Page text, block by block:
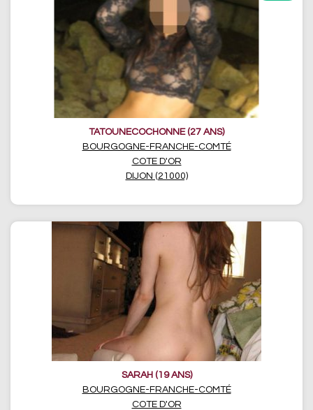
TATOUNECOCHONNE (27 ANS)
BOURGOGNE-FRANCHE-COMTÉ
COTE D'OR
DIJON (21000)
SARAH (19 ANS)
BOURGOGNE-FRANCHE-COMTÉ
COTE D'OR